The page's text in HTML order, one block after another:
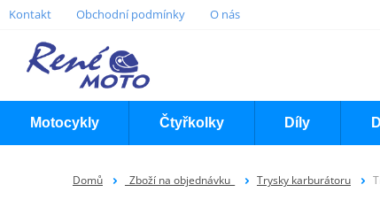
Kontakt Obchodní podmínky O nás
Motocykly Čtyřkolky Díly
Domů _Zboží na objednávku_ Trysky karburátoru